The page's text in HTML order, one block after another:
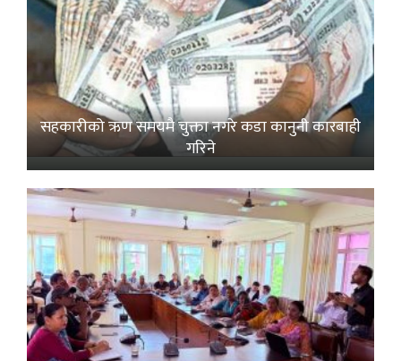
सहकारीको ऋण समयमै चुक्ता नगरे कडा कानुनी कारबाही
गरिने